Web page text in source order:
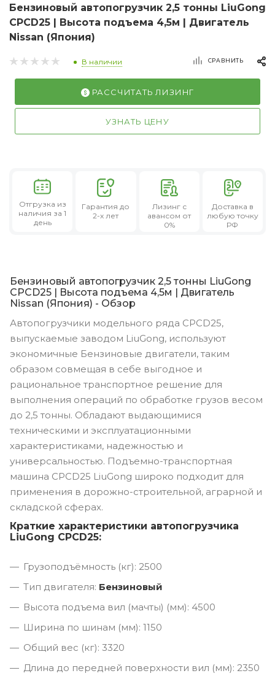
Бензиновый автопогрузчик 2,5 тонны LiuGong
CPCD25 | Высота подъема 4,5м | Двигатель
Nissan (Япония)
В наличии СРАВНИТЬ
РАССЧИТАТЬ ЛИЗИНГ
УЗНАТЬ ЦЕНУ
Отгрузка из
наличия за 1
день
Гарантия до
2-х лет
Лизингс
авансом от
0%
Доставка в
любую точку
РФ
Бензиновый автопогрузчик 2,5 тонны LiuGong
CPCD25 | Высота подъема 4,5м | Двигатель
Nissan (Япония) - Обзор
Автопогрузчики модельного ряда CPCD25,
выпускаемые заводом LiuGong, используют
экономичные Бензиновые двигатели, таким
образом совмещая в себе выгодное и
рациональное транспортное решение для
выполнения операций по обработке грузов весом
до 2,5 тонны. Обладают выдающимися
техническими и эксплуатационными
характеристиками, надежностью и
универсальностью. Подъемно-транспортная
машина CPCD25 LiuGong широко подходит для
применения в дорожно-строительной, аграрной и
складской сферах.
Краткие характеристики автопогрузчика
LiuGong CPCD25:
Грузоподъёмность (кг): 2500
Тип двигателя: Бензиновый
Высота подъема вил (мачты) (мм): 4500
Ширина по шинам (мм): 1150
Общий вес (кг): 3320
Длина до передней поверхности вил (мм): 2350